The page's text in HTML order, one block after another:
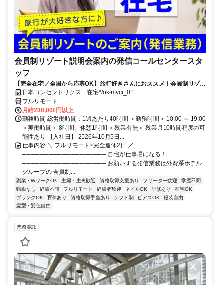
会員制リゾート説明会案内の発信コールセンタースタ
ッフ
【完全在宅／全国から応募OK】旅行好きさんにおススメ！会員制リゾー
トのご案内×テレワーク・リモートワーク◎月収34万円以上も可能！
日本コンセントリクス 在宅*/ok-mvci_01
フルリモート
月給230,000円以上
勤務時間 総労働時間：1週あたり40時間 ＜勤務時間＞ 10:00 ～ 19:00
＜実働時間＞ 8時間、休憩1時間 ＜残業有無＞ 残業月10時間程度の可
能性あり 【入社日】 2026年10月5日...
仕事内容 ＼ フルリモート×完全週休2日 ／
─────────────────── 自宅が仕事場になる！
─────────────────── お願いする発信業務は外資系ホテル
グループの 会員制...
副業・WワークOK 主婦・主夫歓迎 資格取得支援あり フリーター歓迎
学歴不問
転勤なし
経験不問 フルリモート 経験者歓迎 ネイルOK 研修あり
在宅OK
ブランクOK
育休あり 資格取得手当あり シフト制 ピアスOK
服装自由
髪型・髪色自由
業務委託